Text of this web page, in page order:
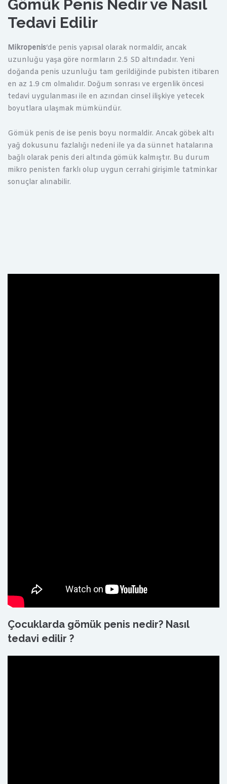
Gömük Penis Nedir ve Nasıl
Tedavi Edilir
Mikropenis‘de penis yapısal olarak normaldir, ancak
uzunluğu yaşa göre normların 2.5 SD altındadır. Yeni
doğanda penis uzunluğu tam gerildiğinde pubisten itibaren
en az 1.9 cm olmalıdır. Doğum sonrası ve ergenlik öncesi
tedavi uygulanması ile en azından cinsel ilişkiye yetecek
boyutlara ulaşmak mümkündür.
Gömük penis de ise penis boyu normaldir. Ancak göbek altı
yağ dokusunu fazlalığı nedeni ile ya da sünnet hatalarına
bağlı olarak penis deri altında gömük kalmıştır. Bu durum
mikro penisten farklı olup uygun cerrahi girişimle tatminkar
sonuçlar alınabilir.
Çocuklarda gömük penis nedir? Nasıl
tedavi edilir ?